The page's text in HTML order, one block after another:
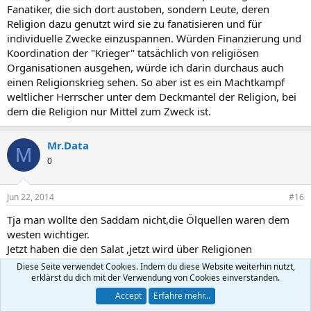
Fanatiker, die sich dort austoben, sondern Leute, deren
Religion dazu genutzt wird sie zu fanatisieren und für
individuelle Zwecke einzuspannen. Würden Finanzierung und
Koordination der "Krieger" tatsächlich von religiösen
Organisationen ausgehen, würde ich darin durchaus auch
einen Religionskrieg sehen. So aber ist es ein Machtkampf
weltlicher Herrscher unter dem Deckmantel der Religion, bei
dem die Religion nur Mittel zum Zweck ist.
M Mr.Data
0
Jun 22, 2014 #16
Tja man wollte den Saddam nicht,die Ölquellen waren dem
westen wichtiger.
Jetzt haben die den Salat ,jetzt wird über Religionen
diskutiert.........außer kopfschütteln fällt da einem nix mehr zu
Das ist kein Problem von Religionen das ist ein Problem der
Diese Seite verwendet Cookies. Indem du diese Website weiterhin nutzt,
erklärst du dich mit der Verwendung von Cookies einverstanden.
Accept
Erfahre mehr...